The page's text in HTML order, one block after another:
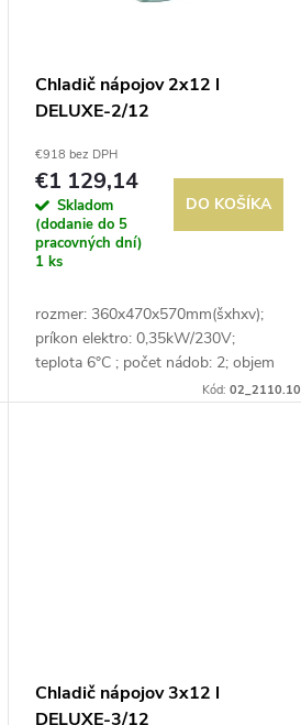
Chladič nápojov 2x12 l
DELUXE-2/12
€918 bez DPH
€1 129,14
Skladom
(dodanie do 5
pracovných dní)
1 ks
DO KOŠÍKA
rozmer: 360x470x570mm(šxhxv);
príkon elektro: 0,35kW/230V;
teplota 6°C ; počet nádob: 2; objem
nádoby: 12 l; samostatné ovládanie
Kód: 02_2110.10
Chladič nápojov 3x12 l
DELUXE-3/12